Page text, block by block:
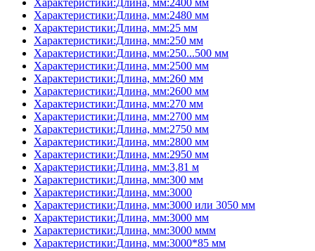
Характеристики:Длина, мм:2400 мм
Характеристики:Длина, мм:2480 мм
Характеристики:Длина, мм:25 мм
Характеристики:Длина, мм:250 мм
Характеристики:Длина, мм:250...500 мм
Характеристики:Длина, мм:2500 мм
Характеристики:Длина, мм:260 мм
Характеристики:Длина, мм:2600 мм
Характеристики:Длина, мм:270 мм
Характеристики:Длина, мм:2700 мм
Характеристики:Длина, мм:2750 мм
Характеристики:Длина, мм:2800 мм
Характеристики:Длина, мм:2950 мм
Характеристики:Длина, мм:3,81 м
Характеристики:Длина, мм:300 мм
Характеристики:Длина, мм:3000
Характеристики:Длина, мм:3000 или 3050 мм
Характеристики:Длина, мм:3000 мм
Характеристики:Длина, мм:3000 ммм
Характеристики:Длина, мм:3000*85 мм